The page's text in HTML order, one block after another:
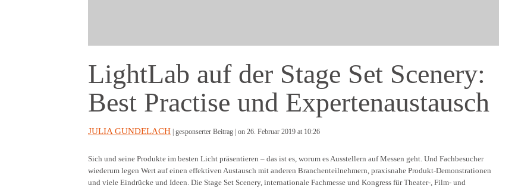
LightLab auf der Stage Set Scenery:
Best Practise und Expertenaustausch
JULIA GUNDELACH | gesponserter Beitrag | on 26. Februar 2019 at 10:26
Sich und seine Produkte im besten Licht präsentieren – das ist es, worum es Ausstellern auf Messen geht. Und Fachbesucher
wiederum legen Wert auf einen effektiven Austausch mit anderen Branchenteilnehmern, praxisnahe Produkt-Demonstrationen
und viele Eindrücke und Ideen. Die Stage Set Scenery, internationale Fachmesse und Kongress für Theater-, Film- und